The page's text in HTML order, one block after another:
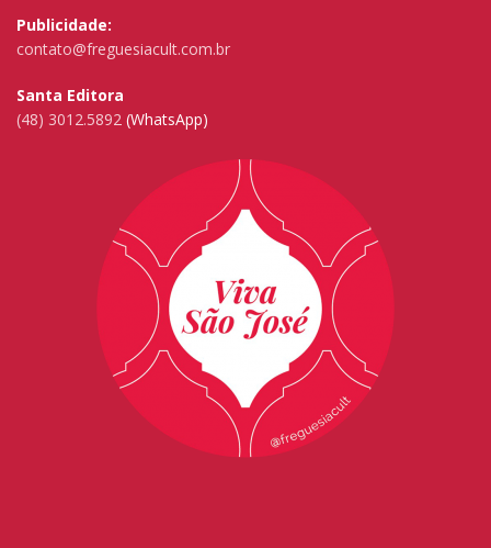
Publicidade:
contato@freguesiacult.com.br
Santa Editora
(48) 3012.5892 (WhatsApp)